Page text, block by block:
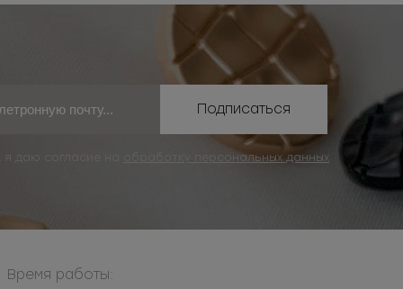
Подписаться
даю согласие на обработку персональных данных
Время работы: